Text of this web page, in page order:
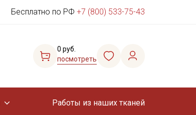
Бесплатно по РФ +7 (800) 533-75-43
0 руб.
посмотреть
Работы из наших тканей